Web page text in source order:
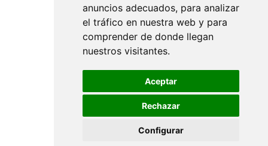
anuncios adecuados, para analizar
el tráfico en nuestra web y para
comprender de donde llegan
nuestros visitantes.
Aceptar
Rechazar
Configurar